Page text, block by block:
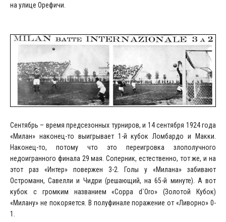
на улице Орефичи.
Сентябрь – время предсезонных турниров, и 14 сентября 1924 года
«Милан» наконец-то выигрывает 1-й кубок Ломбардо и Макки.
Наконец-то, потому что это переигровка злополучного
недоигранного финала 29 мая. Соперник, естественно, тот же, и на
этот раз «Интер» повержен 3-2. Голы у «Милана» забивают
Остроманн, Савелли и Чидри (решающий, на 65-й минуте). А вот
кубок с громким названием «Coppa d`Oro» (Золотой Кубок)
«Милану» не покоряется. В полуфинале поражение от «Ливорно» 0-
1.